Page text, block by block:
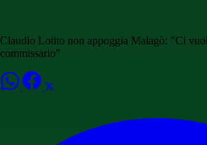
Claudio Lotito non appoggia Malagò: "Ci
commissario"